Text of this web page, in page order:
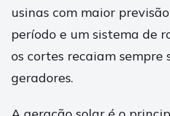
usinas com maior
período e um sistema de
os cortes recaiam sempre
geradores.